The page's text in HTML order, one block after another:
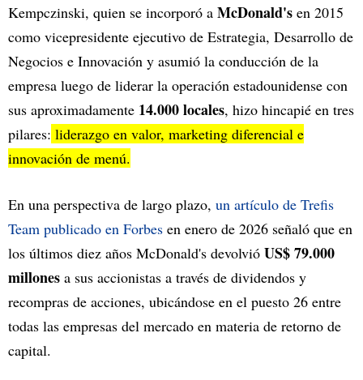
Kempczinski, quien se incorporó a McDonald's en 2015
como vicepresidente ejecutivo de Estrategia, Desarrollo de
Negocios e Innovación y asumió la conducción de la
empresa luego de liderar la operación estadounidense con
sus aproximadamente 14.000 locales, hizo hincapié en tres
pilares: liderazgo en valor, marketing diferencial e
innovación de menú.
En una perspectiva de largo plazo, un artículo de Trefis
Team publicado en Forbes en enero de 2026 señaló que en
los últimos diez años McDonald's devolvió US$ 79.000
millones a sus accionistas a través de dividendos y
recompras de acciones, ubicándose en el puesto 26 entre
todas las empresas del mercado en materia de retorno de
capital.